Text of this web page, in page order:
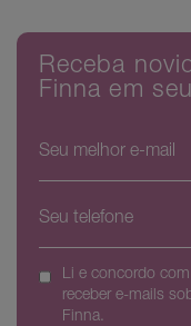
Receba
Finna em
Li e concordo
receber e-mails
Finna.